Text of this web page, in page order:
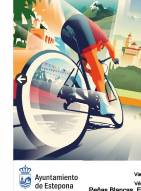
GUIA DE INSTALACIONES DEPORTIVAS